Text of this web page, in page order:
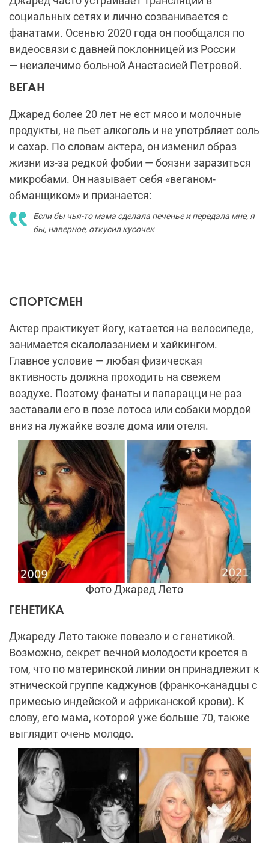
социальных сетях и лично созванивается с
фанатами. Осенью 2020 года он пообщался по
видеосвязи с давней поклонницей из России
— неизлечимо больной Анастасией Петровой.
ВЕГАН
Джаред более 20 лет не ест мясо и молочные
продукты, не пьет алкоголь и не употрбляет соль
и сахар. По словам актера, он изменил образ
жизни из-за редкой фобии — боязни заразиться
микробами. Он называет себя «веганом-
обманщиком» и признается:
Если бы чья-то мама сделала печенье и передала мне, я
бы, наверное, откусил кусочек
СПОРТСМЕН
Актер практикует йогу, катается на велосипеде,
занимается скалолазанием и хайкингом.
Главное условие — любая физическая
активность должна проходить на свежем
воздухе. Поэтому фанаты и папарацци не раз
заставали его в позе лотоса или собаки мордой
вниз на лужайке возле дома или отеля.
Фото Джаред Лето
ГЕНЕТИКА
Джареду Лето также повезло и с генетикой.
Возможно, секрет вечной молодости кроется в
том, что по материнской линии он принадлежит к
этнической группе каджунов (франко-канадцы с
примесью индейской и африканской крови). К
слову, его мама, которой уже больше 70, также
выглядит очень молодо.